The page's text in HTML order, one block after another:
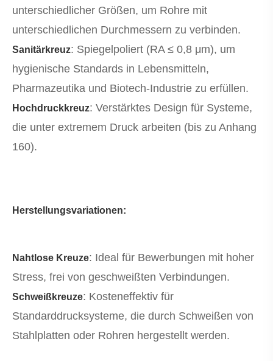
unterschiedlicher Größen, um Rohre mit
unterschiedlichen Durchmessern zu verbinden.
Sanitärkreuz: Spiegelpoliert (RA ≤ 0,8 μm), um
hygienische Standards in Lebensmitteln,
Pharmazeutika und Biotech-Industrie zu erfüllen.
Hochdruckkreuz: Verstärktes Design für Systeme,
die unter extremem Druck arbeiten (bis zu Anhang
160).
Herstellungsvariationen:
Nahtlose Kreuze: Ideal für Bewerbungen mit hoher
Stress, frei von geschweißten Verbindungen.
Schweißkreuze: Kosteneffektiv für
Standarddrucksysteme, die durch Schweißen von
Stahlplatten oder Rohren hergestellt werden.